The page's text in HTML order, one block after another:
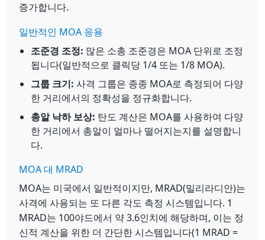
증가합니다.
일반적인 MOA 응용
조준경 조정: 많은 소총 조준경은 MOA 단위로 조정
됩니다(일반적으로 클릭당 1/4 또는 1/8 MOA).
그룹 크기: 사격 그룹은 종종 MOA로 측정되어 다양
한 거리에서의 정확성을 정규화합니다.
총알 낙하 보상: 탄도 계산은 MOA를 사용하여 다양
한 거리에서 총알이 얼마나 떨어지는지를 설명합니
다.
MOA 대 MRAD
MOA는 미국에서 일반적이지만, MRAD(밀리라디안)는
사격에 사용되는 또 다른 각도 측정 시스템입니다. 1
MRAD는 100야드에서 약 3.6인치에 해당하며, 이는 정
신적 계산을 위한 더 간단한 시스템입니다(1 MRAD =